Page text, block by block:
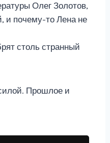
Олег Золотов,
и почему-то Лена не
столь странный
Прошлое и